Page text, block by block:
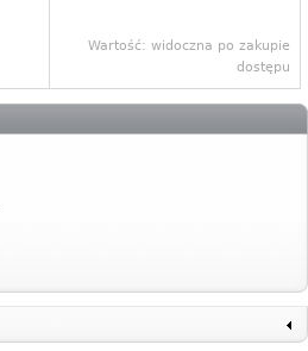
Wartość: widoczna po zakupie
dostępu